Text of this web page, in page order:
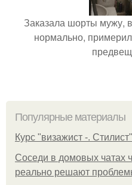
Заказала шорты мужу,
нормально,
Популярные материалы
Курс "визажист -.
Соседи в домовых чатах
реально решают